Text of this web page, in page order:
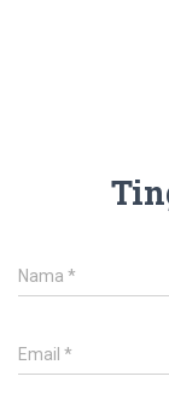
Nama *
Email *